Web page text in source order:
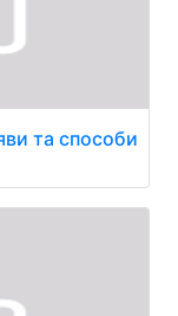
та способи